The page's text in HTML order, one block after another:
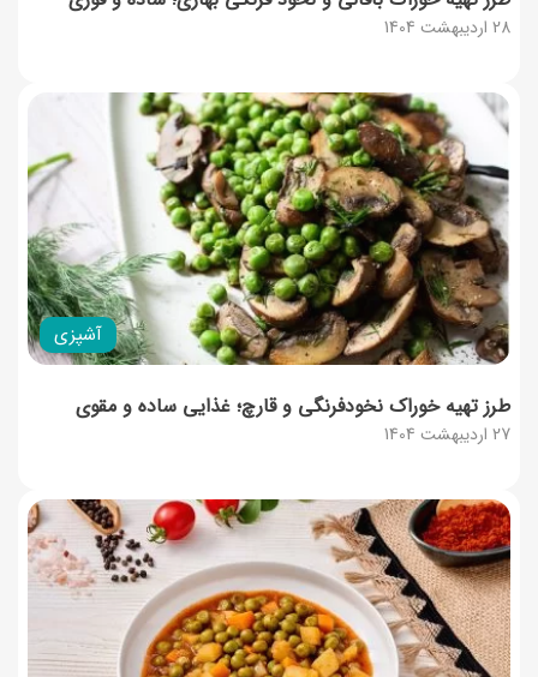
28 اردیبهشت 1404
آشپزی
27 اردیبهشت 1404
طرز تهیه خوراک نخودفرنگی و قارچ؛ غذایی ساده و مقوی